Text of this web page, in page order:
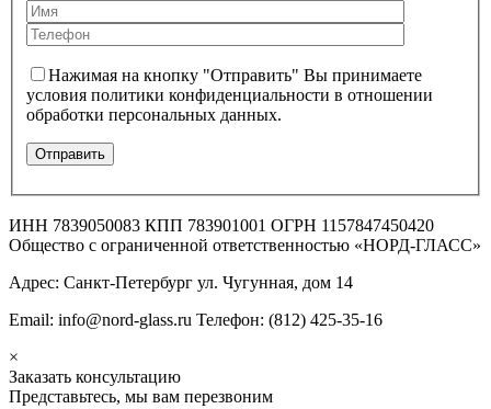
Нажимая на кнопку "Отправить" Вы принимаете
условия политики конфиденциальности в отношении
обработки персональных данных.
ИНН 7839050083 КПП 783901001 ОГРН 1157847450420
Общество с ограниченной ответственностью «НОРД-ГЛАСС»
Адрес: Санкт-Петербург ул. Чугунная, дом 14
Email: info@nord-glass.ru Телефон: (812) 425-35-16
×
Заказать консультацию
Представьтесь, мы вам перезвоним